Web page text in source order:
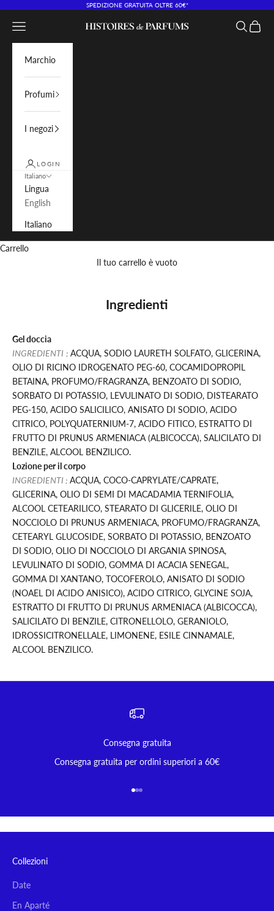
SPEDIZIONE GRATUITA OLTRE 60€*
Histoires de Parfums IT
Menù Cerca
Marchio
Profumi
I negozi
LOGIN
Italiano
Lingua
English
Italiano
Carrello
Il tuo carrello è vuoto
Ingredienti
Gel doccia
INGREDIENTI : ACQUA, SODIO LAURETH SOLFATO, GLICERINA,
OLIO DI RICINO IDROGENATO PEG-60, COCAMIDOPROPIL
BETAINA, PROFUMO/FRAGRANZA, BENZOATO DI SODIO,
SORBATO DI POTASSIO, LEVULINATO DI SODIO, DISTEARATO
PEG-150, ACIDO SALICILICO, ANISATO DI SODIO, ACIDO
CITRICO, POLYQUATERNIUM-7, ACIDO FITICO, ESTRATTO DI
FRUTTO DI PRUNUS ARMENIACA (ALBICOCCA), SALICILATO DI
BENZILE, ALCOOL BENZILICO.
Lozione per il corpo
INGREDIENTI : ACQUA, COCO-CAPRYLATE/CAPRATE,
GLICERINA, OLIO DI SEMI DI MACADAMIA TERNIFOLIA,
ALCOOL CETEARILICO, STEARATO DI GLICERILE, OLIO DI
NOCCIOLO DI PRUNUS ARMENIACA, PROFUMO/FRAGRANZA,
CETEARYL GLUCOSIDE, SORBATO DI POTASSIO, BENZOATO
DI SODIO, OLIO DI NOCCIOLO DI ARGANIA SPINOSA,
LEVULINATO DI SODIO, GOMMA DI ACACIA SENEGAL,
GOMMA DI XANTANO, TOCOFEROLO, ANISATO DI SODIO
(NOAEL DI ACIDO ANISICO), ACIDO CITRICO, GLYCINE SOJA,
ESTRATTO DI FRUTTO DI PRUNUS ARMENIACA (ALBICOCCA),
SALICILATO DI BENZILE, CITRONELLOLO, GERANIOLO,
IDROSSICITRONELLALE, LIMONENE, ESILE CINNAMALE,
ALCOOL BENZILICO.
Consegna gratuita
Consegna gratuita per ordini superiori a 60€
Vai all'articolo 1
Vai all'articolo 2
Vai all'articolo 3
Collezioni
Date
En Aparté